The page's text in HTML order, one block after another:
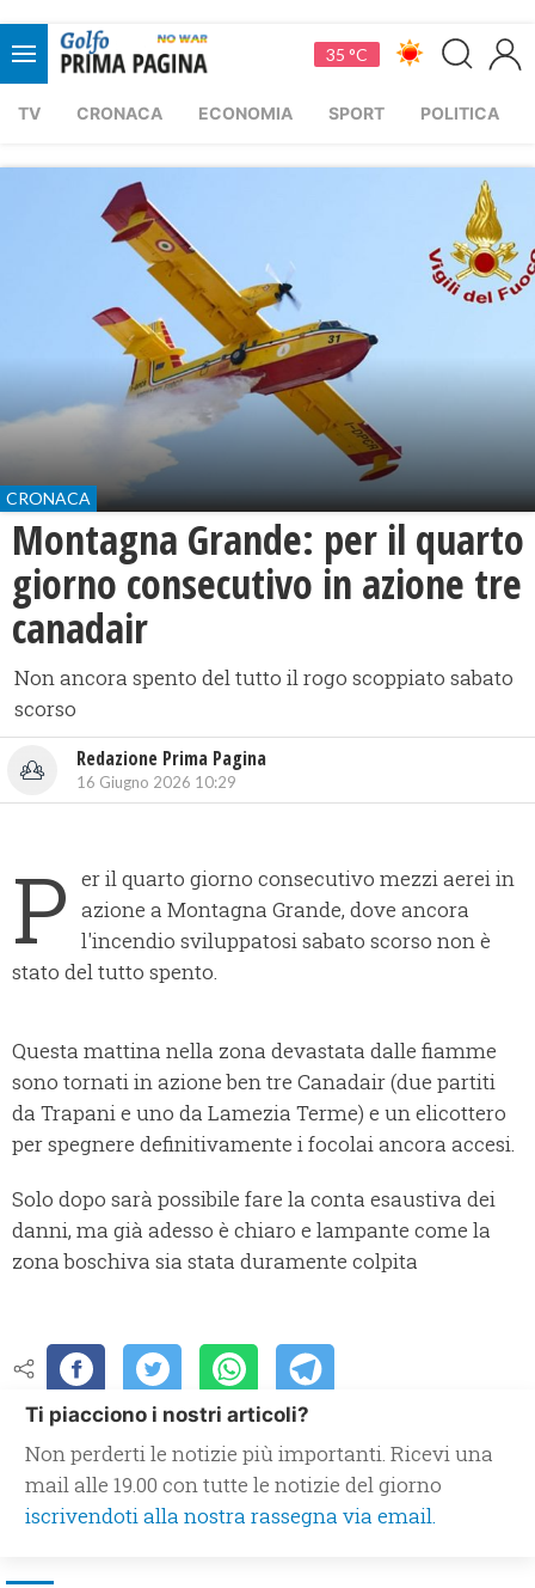
35 °C
TV CRONACA ECONOMIA SPORT POLITICA
CRONACA
Montagna Grande: per il quarto
giorno consecutivo in azione tre
canadair
Non ancora spento del tutto il rogo scoppiato sabato
scorso
Redazione Prima Pagina
16 Giugno 2026 10:29
P er il quarto giorno consecutivo mezzi aerei in
azione a Montagna Grande, dove ancora
l'incendio sviluppatosi sabato scorso non è
stato del tutto spento.
Questa mattina nella zona devastata dalle fiamme
sono tornati in azione ben tre Canadair (due partiti
da Trapani e uno da Lamezia Terme) e un elicottero
per spegnere definitivamente i focolai ancora accesi.
Solo dopo sarà possibile fare la conta esaustiva dei
danni, ma già adesso è chiaro e lampante come la
zona boschiva sia stata duramente colpita
Ti piacciono i nostri articoli?
Non perderti le notizie più importanti. Ricevi una
mail alle 19.00 con tutte le notizie del giorno
iscrivendoti alla nostra rassegna via email.